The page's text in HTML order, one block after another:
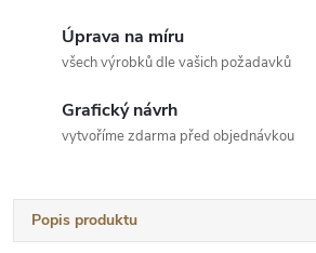
Úprava na míru
všech výrobků dle vašich požadavků
Grafický návrh
vytvoříme zdarma před objednávkou
Popis produktu